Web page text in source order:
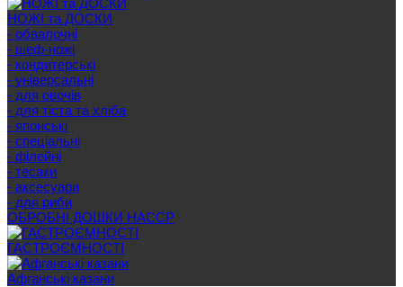
НОЖІ та ДОСКИ
- обвалочні
- шеф-ножі
- кондитерські
- універсальні
- для овочів
- для тіста та хліба
- японські
- спеціальні
- філейні
- тесаки
- аксесуари
- для риби
ОБРОБНІ ДОШКИ HACCP
ГАСТРОЄМНОСТІ
Афганські казани